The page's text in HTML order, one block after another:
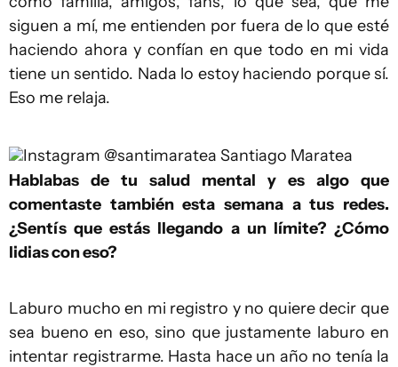
siguen a mí, me entienden por fuera de lo que esté
haciendo ahora y confían en que todo en mi vida
tiene un sentido. Nada lo estoy haciendo porque sí.
Eso me relaja.
Instagram @santimaratea Santiago Maratea
Hablabas de tu salud mental y es algo que
comentaste también esta semana a tus redes.
¿Sentís que estás llegando a un límite? ¿Cómo
lidias con eso?
Laburo mucho en mi registro y no quiere decir que
sea bueno en eso, sino que justamente laburo en
intentar registrarme. Hasta hace un año no tenía la